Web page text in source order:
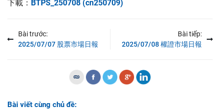
下載： BTPS_250708 (cn250709)
Bài trước:
2025/07/07 股票市場日報
Bài tiếp:
2025/07/08 權證市場日報
Bài viết cùng chủ đề: